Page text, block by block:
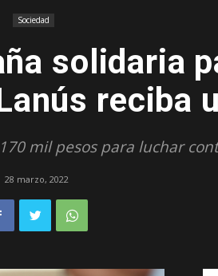
Lanús
Sociedad
solidaria
reciba
mil pesos para luchar
28 marzo, 2022